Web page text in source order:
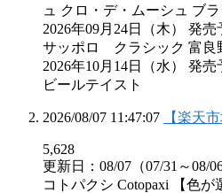
ュ クロ・デ・ムーシュ ブラ
2026年09月24日（木） 発売
サッポロ クラシック 富良
2026年10月14日（水） 発売
ビールテイスト
2026/08/07 11:47:07 【楽天
5,628
更新日：08/07（07/31～08/
コトパクシ Cotopaxi 【色